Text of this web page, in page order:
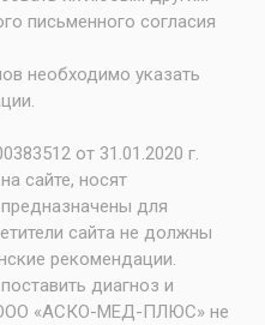
письменного согласия
необходимо указать
от 31.01.2020 г.
сайте, носят
для
сайта не должны
рекомендации.
диагноз и
ООО «АСКО-МЕД-ПЛЮС» не